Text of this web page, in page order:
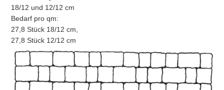
18/12 und 12/12 cm
Bedarf pro qm:
27,8 Stück 18/12 cm,
27,8 Stück 12/12 cm